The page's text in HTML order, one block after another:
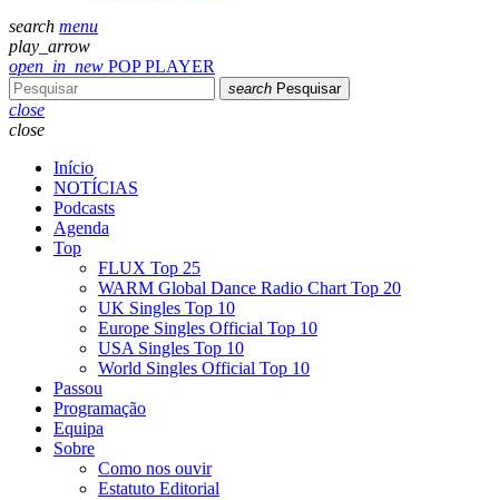
search menu
play_arrow
open_in_new POP PLAYER
search Pesquisar
close
close
Início
NOTÍCIAS
Podcasts
Agenda
Top
FLUX Top 25
WARM Global Dance Radio Chart Top 20
UK Singles Top 10
Europe Singles Official Top 10
USA Singles Top 10
World Singles Official Top 10
Passou
Programação
Equipa
Sobre
Como nos ouvir
Estatuto Editorial